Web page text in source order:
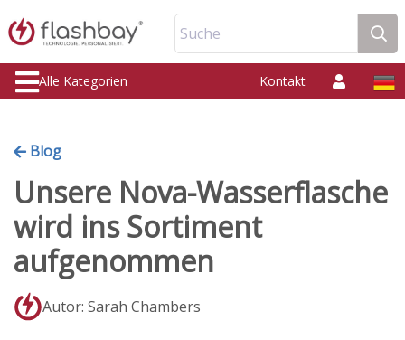
Suche
Alle Kategorien Kontakt
Blog
Unsere Nova-Wasserflasche
wird ins Sortiment
aufgenommen
Autor: Sarah Chambers